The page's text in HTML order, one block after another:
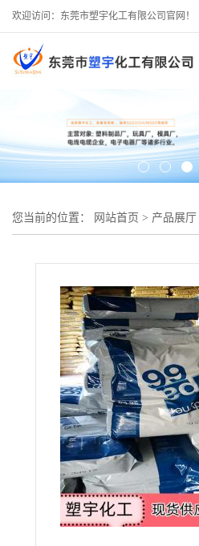
欢迎访问：东莞市塑宇化工有限公司官网！
您当前的位置： 网站首页 > 产品展厅